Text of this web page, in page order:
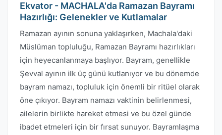
Ekvator - MACHALA'da Ramazan Bayramı
Hazırlığı: Gelenekler ve Kutlamalar
Ramazan ayının sonuna yaklaşırken, Machala'daki
Müslüman topluluğu, Ramazan Bayramı hazırlıkları
için heyecanlanmaya başlıyor. Bayram, genellikle
Şevval ayının ilk üç günü kutlanıyor ve bu dönemde
bayram namazı, topluluk için önemli bir ritüel olarak
öne çıkıyor. Bayram namazı vaktinin belirlenmesi,
ailelerin birlikte hareket etmesi ve bu özel günde
ibadet etmeleri için bir fırsat sunuyor. Bayramlaşma